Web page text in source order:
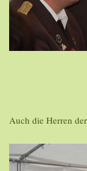
Auch die Herren